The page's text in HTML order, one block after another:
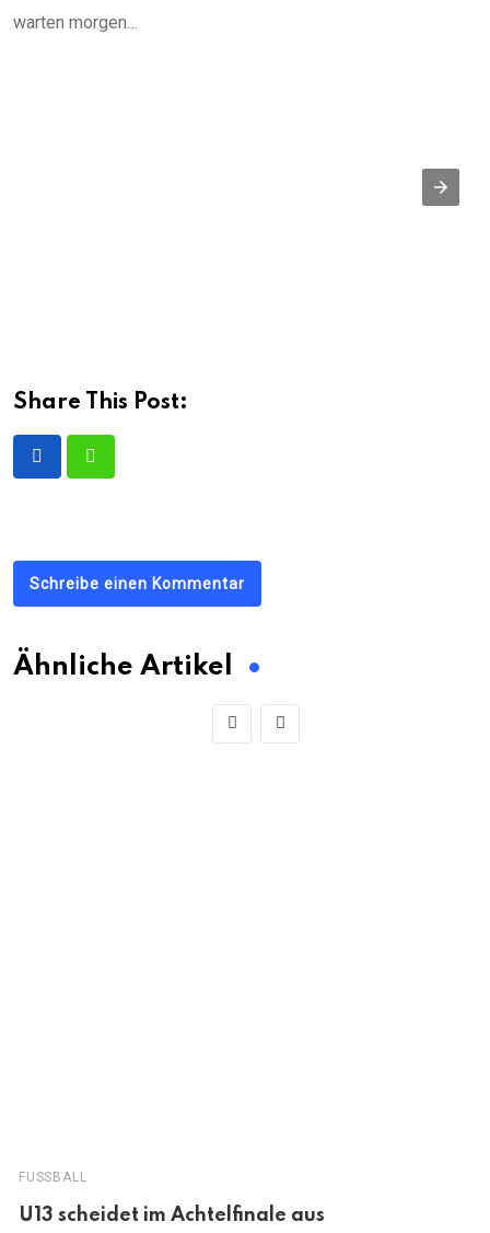
warten morgen…
Share This Post:
Schreibe einen Kommentar
Ähnliche Artikel
FUSSBALL
U13 scheidet im Achtelfinale aus